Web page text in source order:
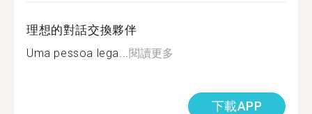
理想的對話交換夥伴
Uma pessoa lega... 閱讀更多
下載APP